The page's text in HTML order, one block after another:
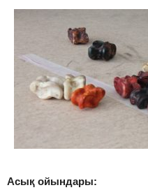
Асық ойындары: